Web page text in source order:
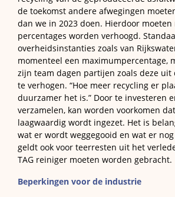
de toekomst andere afwegingen
dan we in 2023 doen. Hierdoor moeten
percentages worden verhoogd.
overheidsinstanties zoals van
momenteel een maximumpercentage,
zijn team dagen partijen zoals deze uit
te verhogen. “Hoe meer recycling er
duurzamer het is.” Door te investeren
verzamelen, kan worden voorkomen
laagwaardig wordt ingezet. Het is
wat er wordt weggegooid en wat er
geldt ook voor teerresten uit het
TAG reiniger moeten worden gebracht.
Beperkingen voor de industrie